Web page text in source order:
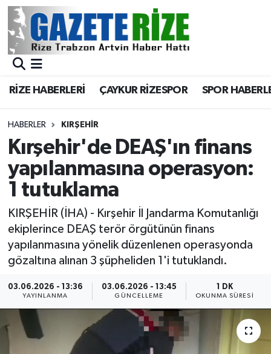
RİZE HABERLERİ ÇAYKUR RİZESPOR SPOR
HABERLER KIRŞEHIR
Kırşehir'de DEAŞ'ın finans
yapılanmasına operasyon:
1 tutuklama
KIRŞEHİR (İHA) - Kırşehir İl Jandarma Komutanlığı
ekiplerince DEAŞ terör örgütünün finans
yapılanmasına yönelik düzenlenen operasyonda
gözaltına alınan 3 şüpheliden 1'i tutuklandı.
03.06.2026 - 13:36
YAYINLANMA
03.06.2026 - 13:45
GÜNCELLEME
1 DK
OKUNMA SÜRESI
BÖLGEMİZ
Asayiş
Rize Jandarma Komutanlığı
Bilim Teknoloji
Advertising news
Canlı Maç
ÇEVRE
Dış Haberler
Merkez Nöbetçi Eczaneler
Merkez Trafik Yoğunluk Haritası
Süper Lig Puan Durumu ve Fikstür
Tüm Manşetler
Haber Arşivi